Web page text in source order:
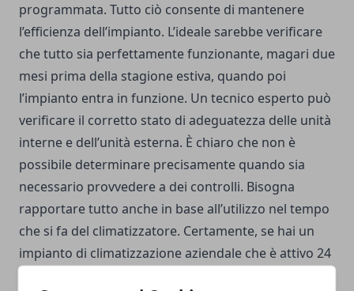
programmata. Tutto ciò consente di mantenere
l’efficienza dell’impianto. L’ideale sarebbe verificare
che tutto sia perfettamente funzionante, magari due
mesi prima della stagione estiva, quando poi
l’impianto entra in funzione. Un tecnico esperto può
verificare il corretto stato di adeguatezza delle unità
interne e dell’unità esterna. È chiaro che non è
possibile determinare precisamente quando sia
necessario provvedere a dei controlli. Bisogna
rapportare tutto anche in base all’utilizzo nel tempo
che si fa del climatizzatore. Certamente, se hai un
impianto di climatizzazione aziendale che è attivo 24